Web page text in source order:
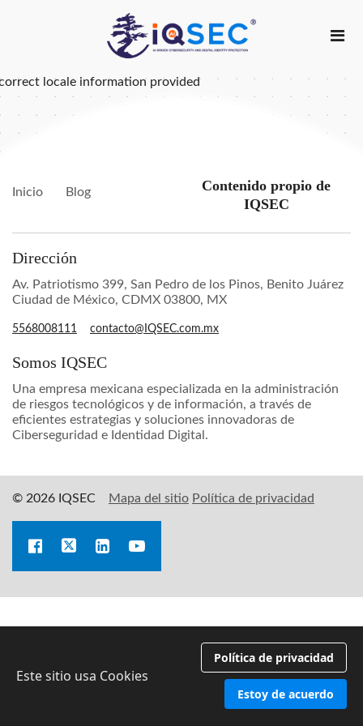
locale information provided
Inicio Blog
Contenido propio de
IQSEC
Dirección
Av. Patriotismo 399, San Pedro de los Pinos, Benito Juárez
Ciudad de México, CDMX 03800, MX
5568008111 contacto@IQSEC.com.mx
Somos IQSEC
Una empresa mexicana especializada en la administración
de riesgos tecnológicos y de información, a través de
eficientes estrategias y soluciones innovadoras de
Ciberseguridad e Identidad Digital.
© 2026 IQSEC Mapa del sitio Política de privacidad
Este sitio usa Cookies
Política de privacidad
Estoy de acuerdo